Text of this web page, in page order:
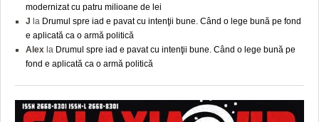
modernizat cu patru milioane de lei
J la Drumul spre iad e pavat cu intenţii bune. Când o lege bună pe fond
e aplicată ca o armă politică
Alex la Drumul spre iad e pavat cu intenţii bune. Când o lege bună pe
fond e aplicată ca o armă politică